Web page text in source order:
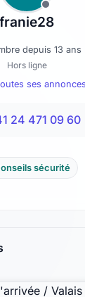
franie28
depuis 13 ans
Hors ligne
ses annonces
24 471 09 60
sécurité